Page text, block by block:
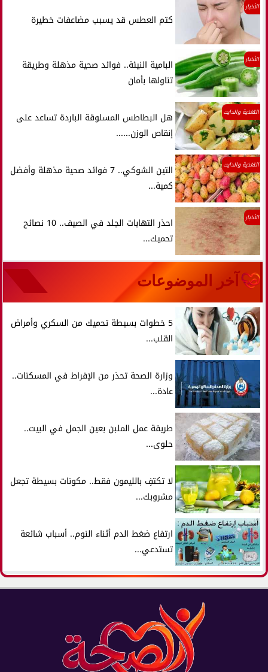
الأخبار
كتم العطس قد يسبب مضاعفات خطيرة
الأخبار
البامية النيئة.. فوائد صحية مذهلة وطريقة
تناولها بأمان
التغذية والدايت
هل البطاطس المسلوقة الباردة تساعد على
إنقاص الوزن......
التغذية والدايت
التين الشوكي.. 7 فوائد صحية مذهلة وأفضل
كمية...
الأخبار
احذر التهابات الجلد في الصيف.. 10 نصائح
تحميك...
آخر الموضوعات
5 خطوات بسيطة تحميك من السكري وأمراض
القلب...
وزارة الصحة تحذر من الإفراط في المسكنات..
عادة...
طريقة عمل الملبن بعين الجمل في البيت..
حلوى...
لا تكتفِ بالليمون فقط.. مكونات بسيطة تجعل
مشروبك...
ارتفاع ضغط الدم أثناء النوم.. أسباب شائعة
تستدعي...